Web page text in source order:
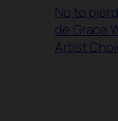
No te
de Grace
Artist